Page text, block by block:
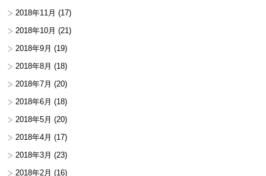
2018年11月 (17)
2018年10月 (21)
2018年9月 (19)
2018年8月 (18)
2018年7月 (20)
2018年6月 (18)
2018年5月 (20)
2018年4月 (17)
2018年3月 (23)
2018年2月 (16)